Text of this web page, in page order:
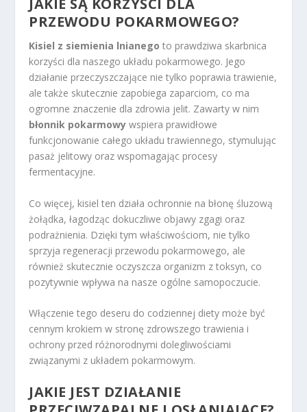
JAKIE SĄ KORZYŚCI DLA
PRZEWODU POKARMOWEGO?
Kisiel z siemienia lnianego to prawdziwa skarbnica
korzyści dla naszego układu pokarmowego. Jego
działanie przeczyszczające nie tylko poprawia trawienie,
ale także skutecznie zapobiega zaparciom, co ma
ogromne znaczenie dla zdrowia jelit. Zawarty w nim
błonnik pokarmowy wspiera prawidłowe
funkcjonowanie całego układu trawiennego, stymulując
pasaż jelitowy oraz wspomagając procesy
fermentacyjne.
Co więcej, kisiel ten działa ochronnie na błonę śluzową
żołądka, łagodząc dokuczliwe objawy zgagi oraz
podrażnienia. Dzięki tym właściwościom, nie tylko
sprzyja regeneracji przewodu pokarmowego, ale
również skutecznie oczyszcza organizm z toksyn, co
pozytywnie wpływa na nasze ogólne samopoczucie.
Włączenie tego deseru do codziennej diety może być
cennym krokiem w stronę zdrowszego trawienia i
ochrony przed różnorodnymi dolegliwościami
związanymi z układem pokarmowym.
JAKIE JEST DZIAŁANIE